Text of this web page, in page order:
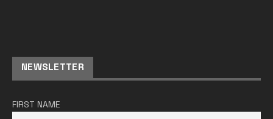
NEWSLETTER
FIRST NAME